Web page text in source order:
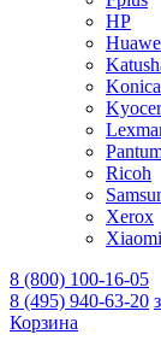
HP
Ricoh
Xerox
8 (800) 100-16-05
8 (495) 940-63-20
Корзина